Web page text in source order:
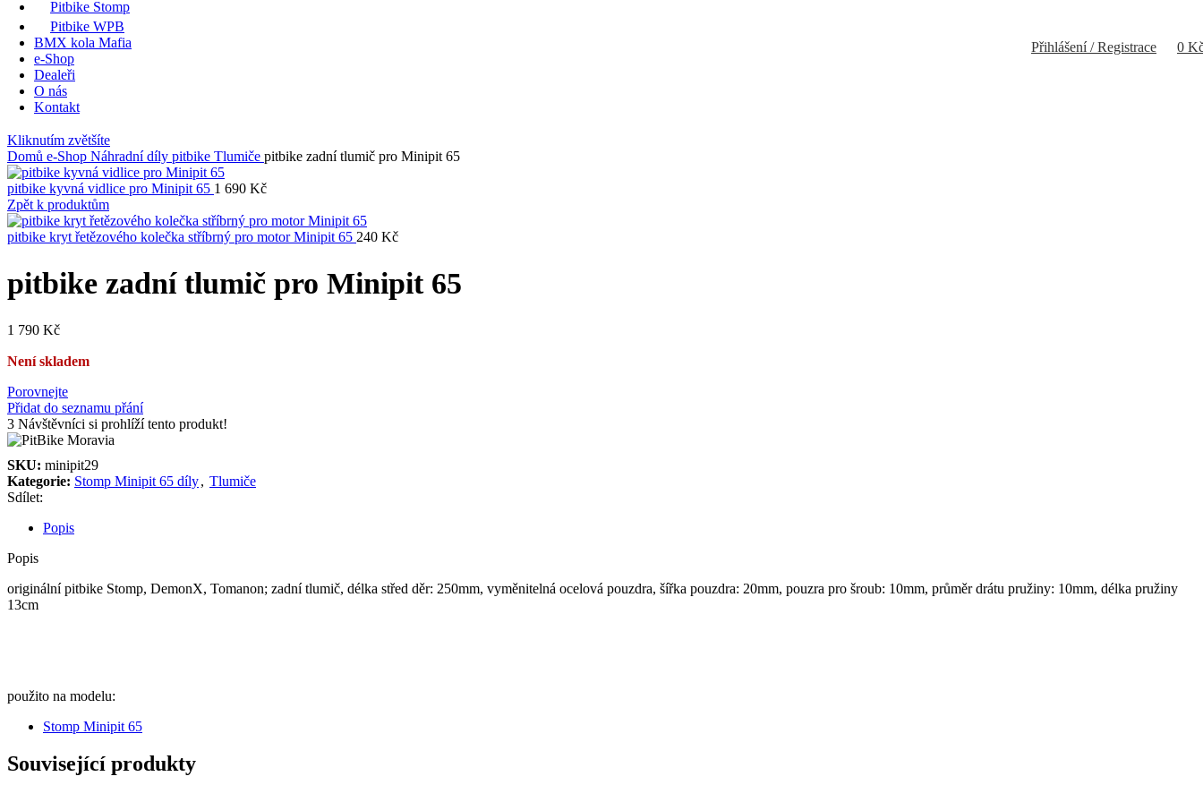
Pitbike Stomp
Pitbike WPB
BMX kola Mafia
e-Shop
Dealeři
O nás
Kontakt
Přihlášení / Registrace 0
Kliknutím zvětšíte
Domů e-Shop Náhradní díly pitbike Tlumiče pitbike zadní tlumič pro Minipit 65
pitbike kyvná vidlice pro Minipit 65 1 690 Kč
Zpět k produktům
pitbike kryt řetězového kolečka stříbrný pro motor Minipit 65 240 Kč
pitbike zadní tlumič pro Minipit 65
1 790 Kč
Není skladem
Porovnejte
Přidat do seznamu přání
3 Návštěvníci si prohlíží tento produkt!
SKU: minipit29
Kategorie: Stomp Minipit 65 díly, Tlumiče
Sdílet:
Popis
Popis
originální pitbike Stomp, DemonX, Tomanon; zadní tlumič, délka střed děr: 250mm, vyměnitelná ocelová pouzdra, šířka pouzdra: 20mm, pouzra pro šroub: 10mm, průměr drátu pružiny: 10mm, délka pružiny
13cm
použito na modelu:
Stomp Minipit 65
Související produkty